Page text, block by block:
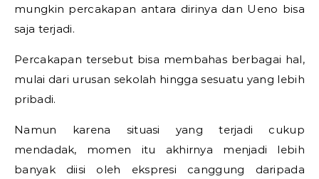
mungkin percakapan antara dirinya dan Ueno bisa
saja terjadi.
Percakapan tersebut bisa membahas berbagai hal,
mulai dari urusan sekolah hingga sesuatu yang lebih
pribadi.
Namun karena situasi yang terjadi cukup
mendadak, momen itu akhirnya menjadi lebih
banyak diisi oleh ekspresi canggung daripada